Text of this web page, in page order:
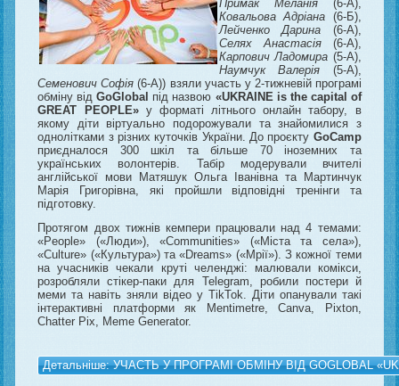
Примак Меланія(6-А),
Ковальова Адріана (6-Б),
Лейченко Дарина (6-А),
Селях Анастасія(6-А),
Карпович Ладомира (5-А),
Наумчук Валерія (5-А),
Семенович Софія (6-А)) взяли участь у 2-тижневій програмі
обміну відGoGlobal під назвою «UKRAINE is the capital of
GREAT PEOPLE» у форматі літнього онлайн табору, в
якому діти віртуально подорожували та знайомилися з
однолітками з різних куточків України. До проєкту GoCamp
приєдналося 300 шкіл та більше 70 іноземних та
українських волонтерів. Табір модерували вчителі
англійської мови Матяшук Ольга Іванівна та Мартинчук
Марія Григорівна, які пройшли відповідні тренінги та
підготовку.
Протягом двох тижнів кемпери працювали над 4 темами:
«People» («Люди»), «Communities» («Міста та села»),
«Culture» («Культура») та «Dreams» («Мрії»). З кожної теми
на учасників чекали круті челенджі: малювали комікси,
розробляли стікер-паки для Telegram, робили постери й
меми та навіть зняли відео у TikTok. Діти опанували такі
інтерактивні платформи як Mentimetre, Canva, Pixton,
Chatter Pix, Meme Generator.
Детальніше: УЧАСТЬ У ПРОГРАМІ ОБМІНУ ВІД GOGLOBAL